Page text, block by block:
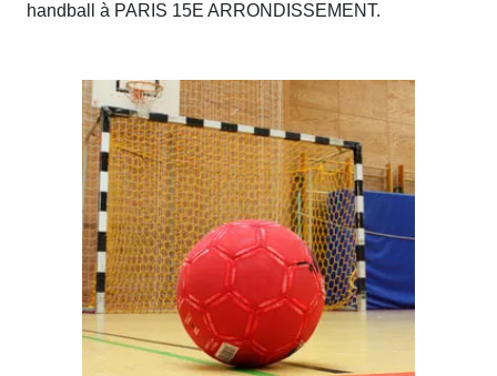
handball à PARIS 15E ARRONDISSEMENT.